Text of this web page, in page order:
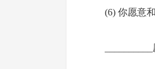
(6) 你愿意